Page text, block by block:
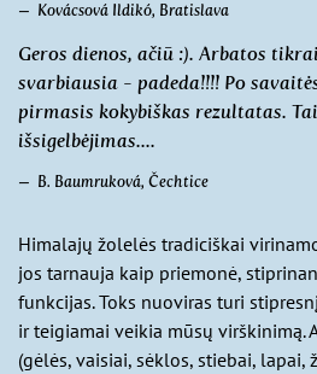
Kovácsová Ildikó, Bratislava
Geros dienos, ačiū :). Arbatos
svarbiausia - padeda!!!! Po
pirmasis kokybiškas rezultatas.
išsigelbėjimas....
B. Baumruková, Čechtice
Himalajų žolelės tradiciškai
jos tarnauja kaip priemonė,
funkcijas. Toks nuoviras turi
ir teigiamai veikia mūsų virškinimą.
(gėlės, vaisiai, sėklos, stiebai, lapai,